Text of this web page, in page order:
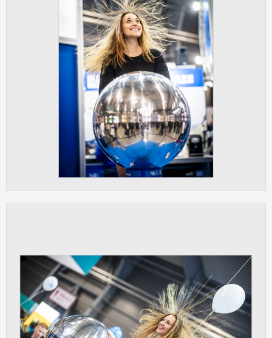
OSTATNÍ
Cookies, které aplikace nedokáže zařadit.
Naším cílem je, aby tato kategorie
zůstala prázdná a všechny cookies byly
přiřazeny do některé z kategorií
uvedených výše.